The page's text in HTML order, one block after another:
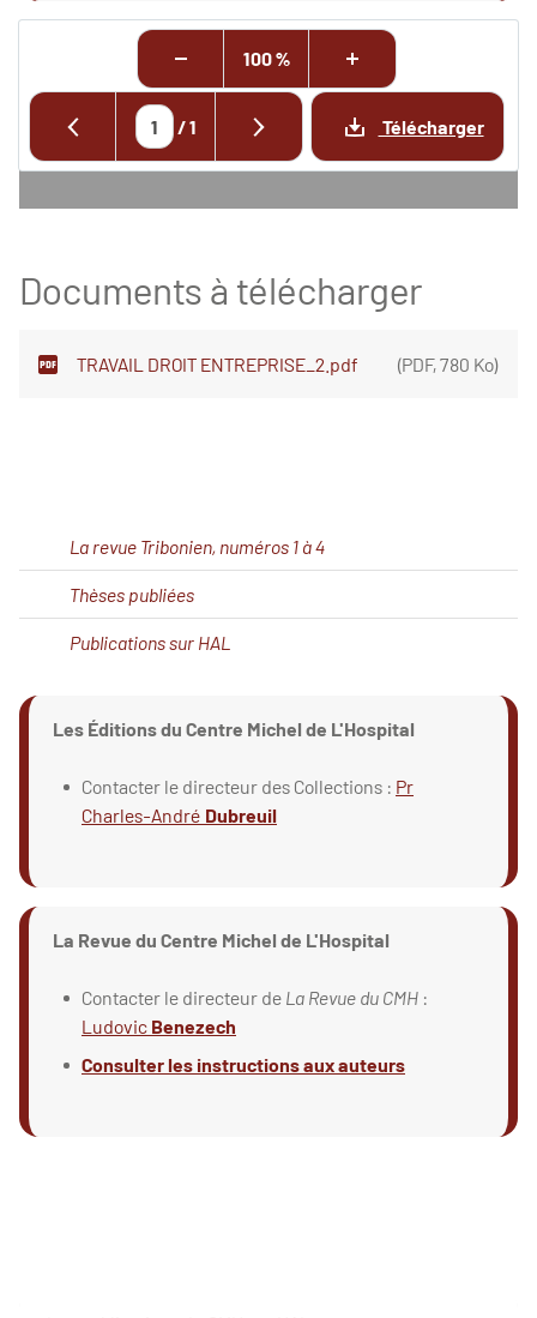
100 %
/1 Télécharger
Documents à télécharger
TRAVAIL DROIT ENTREPRISE_2.pdf (PDF,780 Ko)
La revue Tribonien, numéros 1 à 4
Thèses publiées
Publications sur HAL
Les Éditions du Centre Michel de L'Hospital
Contacter le directeur des Collections : Pr
Charles-André Dubreuil
La Revue du Centre Michel de L'Hospital
Contacter le directeur de La Revue du CMH :
Ludovic Benezech
Consulter les instructions aux auteurs